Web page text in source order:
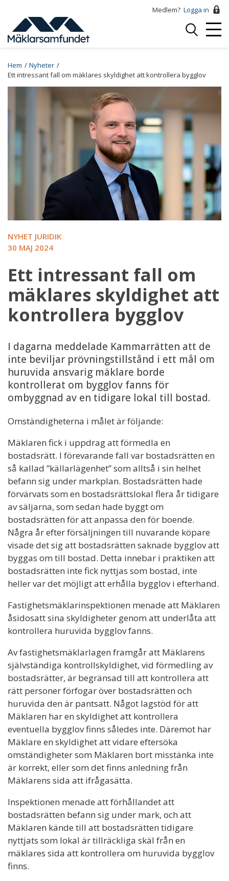
huvudinnehåll
Medlem? Logga in
Logga
Breadcrumb
Hem
Nyheter
Ett intressant fall om mäklares skyldighet att kontrollera bygglov
NYHET JURIDIK
30 MAJ 2024
Ett intressant fall om
mäklares skyldighet att
kontrollera bygglov
I dagarna meddelade Kammarrätten att de
inte beviljar prövningstillstånd i ett mål om
huruvida ansvarig mäklare borde
kontrollerat om bygglov fanns för
ombyggnad av en tidigare lokal till bostad.
Omständigheterna i målet är följande:
Mäklaren fick i uppdrag att förmedla en
bostadsrätt. I förevarande fall var bostadsrätten en
så kallad ”källarlägenhet” som alltså i sin helhet
befann sig under markplan. Bostadsrätten hade
förvärvats som en bostadsrättslokal flera år tidigare
av säljarna, som sedan hade byggt om
bostadsrätten för att anpassa den för boende.
Några år efter försäljningen till nuvarande köpare
visade det sig att bostadsrätten saknade bygglov att
byggas om till bostad. Detta innebar i praktiken att
bostadsrätten inte fick nyttjas som bostad, inte
heller var det möjligt att erhålla bygglov i efterhand.
Fastighetsmäklarinspektionen menade att Mäklaren
åsidosatt sina skyldigheter genom att underlåta att
kontrollera huruvida bygglov fanns.
Av fastighetsmäklarlagen framgår att Mäklarens
självständiga kontrollskyldighet, vid förmedling av
bostadsrätter, är begränsad till att kontrollera att
rätt personer förfogar över bostadsrätten och
huruvida den är pantsatt. Något lagstöd för att
Mäklaren har en skyldighet att kontrollera
eventuella bygglov finns således inte. Däremot har
Mäklare en skyldighet att vidare eftersöka
omständigheter som Mäklaren bort misstänka inte
är korrekt, eller som det finns anledning från
Mäklarens sida att ifrågasätta.
Inspektionen menade att förhållandet att
bostadsrätten befann sig under mark, och att
Mäklaren kände till att bostadsrätten tidigare
nyttjats som lokal är tillräckliga skäl från en
mäklares sida att kontrollera om huruvida bygglov
finns.